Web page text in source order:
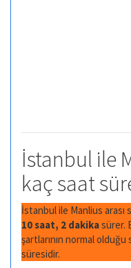
İstanbul ile
kaç saat
İstanbul ile Manlius arası
10 saat, 2 dakikasürer.
şartlarının normal
süresidir.